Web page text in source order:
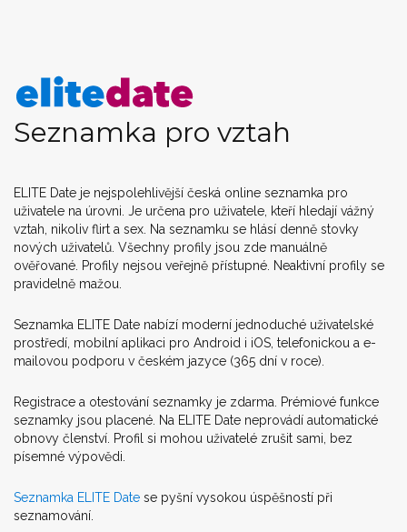
Seznamka pro vztah
ELITE Date je nejspolehlivější česká online seznamka pro
uživatele na úrovni. Je určena pro uživatele, kteří hledají vážný
vztah, nikoliv flirt a sex. Na seznamku se hlásí denně stovky
nových uživatelů. Všechny profily jsou zde manuálně
ověřované. Profily nejsou veřejně přístupné. Neaktivní profily se
pravidelně mažou.
Seznamka ELITE Date nabízí moderní jednoduché uživatelské
prostředí, mobilní aplikaci pro Android i iOS, telefonickou a e-
mailovou podporu v českém jazyce (365 dní v roce).
Registrace a otestování seznamky je zdarma. Prémiové funkce
seznamky jsou placené. Na ELITE Date neprovádí automatické
obnovy členství. Profil si mohou uživatelé zrušit sami, bez
písemné výpovědi.
Seznamka ELITE Date se pyšní vysokou úspěšností při
seznamování.